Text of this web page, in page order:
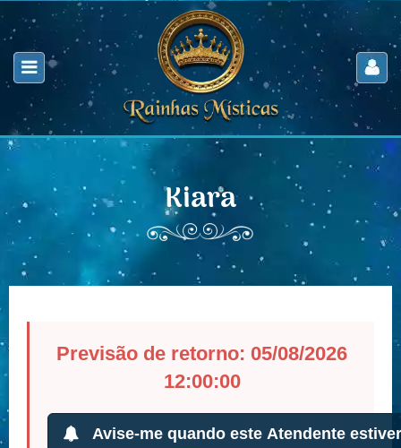
Kiara
Previsão de retorno: 05/08/2026
12:00:00
Avise-me quando este Atendente